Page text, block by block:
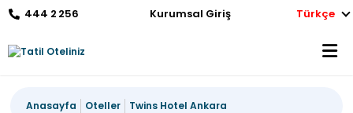
444 2 256 Kurumsal Giriş Türkçe
Anasayfa Oteller Twins Hotel Ankara